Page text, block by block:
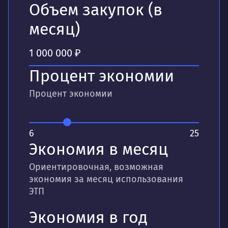
Объем закупок (в
месяц)
Процент экономии
Процент экономии
6 25
Экономия в месяц
Ориентировочная, возможная
экономия за месяц использования
ЭТП
Экономия в год